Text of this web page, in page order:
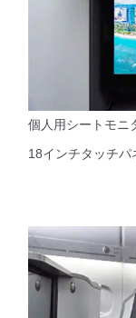
個人用シートモニ
18インチタッチ